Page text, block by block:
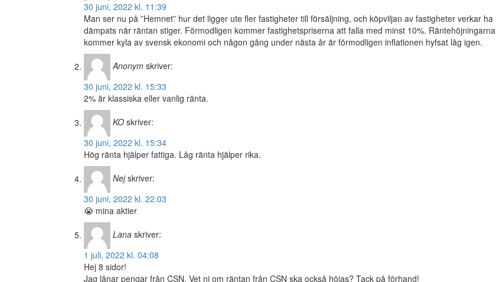
30 juni, 2022 kl. 11:39
Man ser nu på ”Hemnet” hur det ligger ute fler fastigheter till försäljning, och köpviljan av fastigheter verkar ha
dämpats när räntan stiger. Förmodligen kommer fastighetspriserna att falla med minst 10%. Räntehöjningarna
kommer kyla av svensk ekonomi och någon gång under nästa år är förmodligen inflationen hyfsat låg igen.
Anonym skriver:
30 juni, 2022 kl. 15:33
2% är klassiska eller vanlig ränta.
KO skriver:
30 juni, 2022 kl. 15:34
Hög ränta hjälper fattiga. Låg ränta hjälper rika.
Nej skriver:
30 juni, 2022 kl. 22:03
😭 mina aktier
Lana skriver:
1 juli, 2022 kl. 04:08
Hej 8 sidor!
Jag lånar pengar från CSN. Vet ni om räntan från CSN ska också höjas? Tack på förhand!